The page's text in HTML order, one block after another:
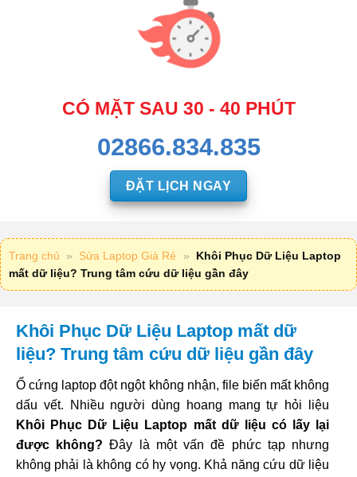
CÓ MẶT SAU 30 - 40 PHÚT
02866.834.835
ĐẶT LỊCH NGAY
Trang chủ » Sửa Laptop Giá Rẻ »
Khôi Phục Dữ Liệu Laptop
mất dữ liệu? Trung tâm cứu dữ liệu gần đây
Khôi Phục Dữ Liệu Laptop mất dữ
liệu? Trung tâm cứu dữ liệu gần đây
Ổ cứng laptop đột ngột không nhận, file biến mất không
dấu vết. Nhiều người dùng hoang mang tự hỏi liệu
Khôi Phục Dữ Liệu Laptop mất dữ liệu có lấy lại
được không? Đây là một vấn đề phức tạp nhưng
không phải là không có hy vọng. Khả năng cứu dữ liệu